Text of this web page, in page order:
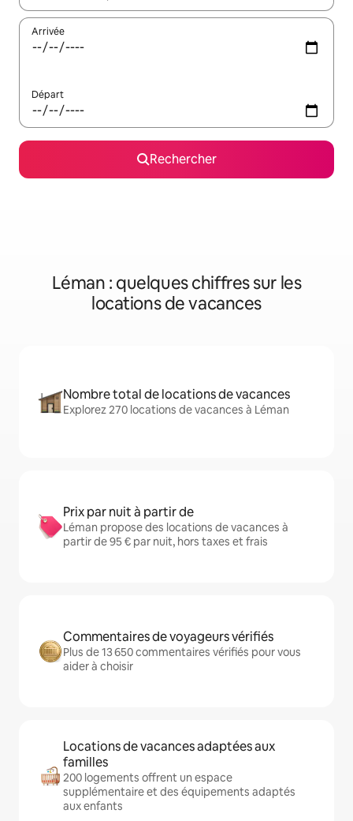
Arrivée
Départ
Rechercher
Léman : quelques chiffres sur les
locations de vacances
Nombre total de locations de vacances
Explorez 270 locations de vacances à Léman
Prix par nuit à partir de
Léman propose des locations de vacances à
partir de 95 € par nuit, hors taxes et frais
Commentaires de voyageurs vérifiés
Plus de 13 650 commentaires vérifiés pour vous
aider à choisir
Locations de vacances adaptées aux
familles
200 logements offrent un espace
supplémentaire et des équipements adaptés
aux enfants